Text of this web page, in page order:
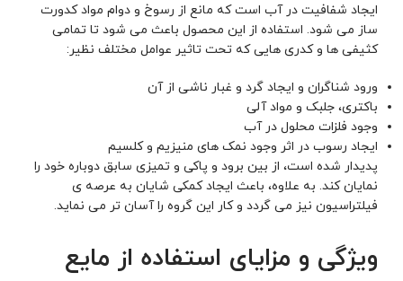
ایجاد شفافیت در آب است که مانع از رسوخ و دوام مواد کدورت
ساز می شود. استفاده از این محصول باعث می شود تا تمامی
کثیفی ها و کدری هایی که تحت تاثیر عوامل مختلف نظیر:
ورود شناگران و ایجاد گرد و غبار ناشی از آن
باکتری، جلبک و مواد آلی
وجود فلزات محلول در آب
ایجاد رسوب در اثر وجود نمک های منیزیم و کلسیم
پدیدار شده است، از بین برود و پاکی و تمیزی سابق دوباره خود را
نمایان کند. به علاوه، باعث ایجاد کمکی شایان به عرصه ی
فیلتراسیون نیز می گردد و کار این گروه را آسان تر می نماید.
ویژگی و مزایای استفاده از مایع